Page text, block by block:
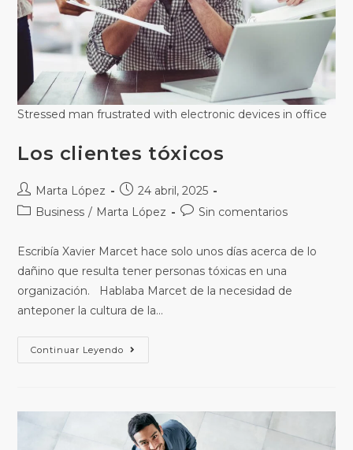
Stressed man frustrated with electronic devices in office
Los clientes tóxicos
Marta López
24 abril, 2025
Business / Marta López Sin comentarios
Escribía Xavier Marcet hace solo unos días acerca de lo
dañino que resulta tener personas tóxicas en una
organización. Hablaba Marcet de la necesidad de
anteponer la cultura de la…
Continuar Leyendo